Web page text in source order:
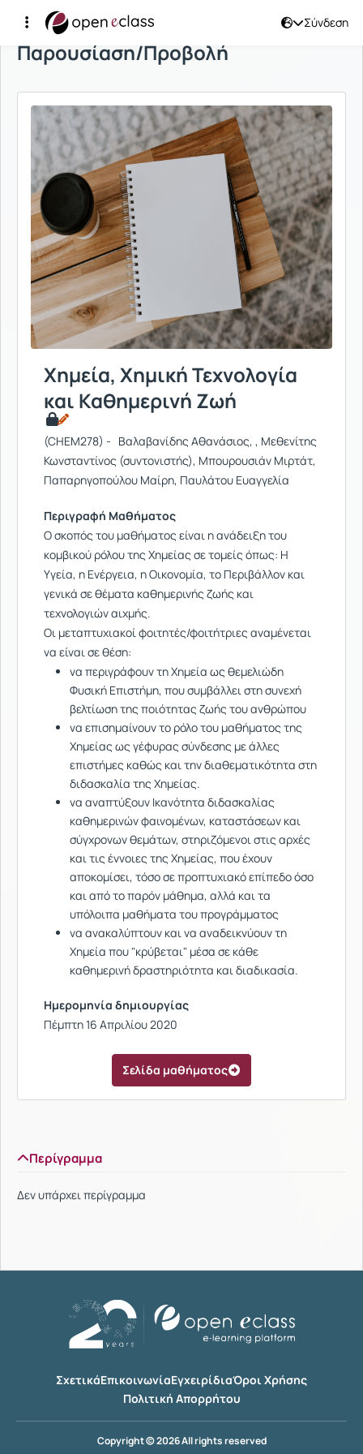
Σύνδεση
Παρουσίαση/Προβολή
Χημεία, Χημική Τεχνολογία
και Καθημερινή Ζωή
(CHEM278) - Βαλαβανίδης Αθανάσιος, , Μεθενίτης
Κωνσταντίνος (συντονιστής), Μπουρουσιάν Μιρτάτ,
Παπαρηγοπούλου Μαίρη, Παυλάτου Ευαγγελία
Περιγραφή Μαθήματος
Ο σκοπός του μαθήματος είναι η ανάδειξη του
κομβικού ρόλου της Χημείας σε τομείς όπως: Η
Υγεία, η Ενέργεια, η Οικονομία, το Περιβάλλον και
γενικά σε θέματα καθημερινής ζωής και
τεχνολογιών αιχμής.
Οι μεταπτυχιακοί φοιτητές/φοιτήτριες αναμένεται
να είναι σε θέση:
να περιγράφουν τη Χημεία ως θεμελιώδη
Φυσική Επιστήμη, που συμβάλλει στη συνεχή
βελτίωση της ποιότητας ζωής του ανθρώπου
να επισημαίνουν το ρόλο του μαθήματος της
Χημείας ως γέφυρας σύνδεσης με άλλες
επιστήμες καθώς και την διαθεματικότητα στη
διδασκαλία της Χημείας.
να αναπτύξουν Ικανότητα διδασκαλίας
καθημερινών φαινομένων, καταστάσεων και
σύγχρονων θεμάτων, στηριζόμενοι στις αρχές
και τις έννοιες της Χημείας, που έχουν
αποκομίσει, τόσο σε προπτυχιακό επίπεδο όσο
και από το παρόν μάθημα, αλλά και τα
υπόλοιπα μαθήματα του προγράμματος
να ανακαλύπτουν και να αναδεικνύουν τη
Χημεία που "κρύβεται" μέσα σε κάθε
καθημερινή δραστηριότητα και διαδικασία.
Ημερομηνία δημιουργίας
Πέμπτη 16 Απριλίου 2020
Σελίδα μαθήματος
Περίγραμμα
Δεν υπάρχει περίγραμμα
ΣχετικάΕπικοινωνίαΕγχειρίδιαΌροι Χρήσης
Πολιτική Απορρήτου
Copyright © 2026 All rights reserved